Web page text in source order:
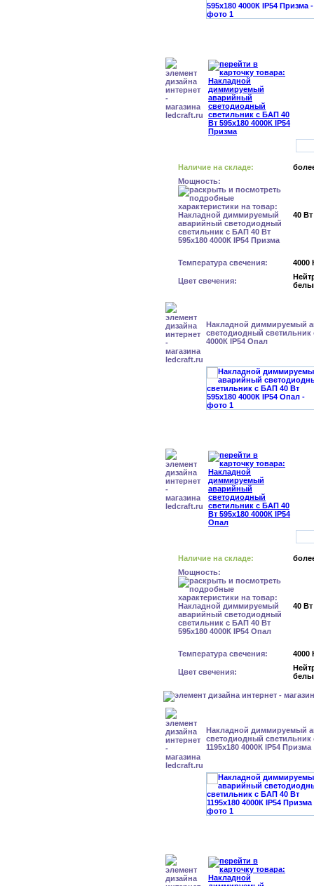
Наличие на складе:
Мощность:
40 Вт
Температура свечения: 4000
Цвет свечения:
Накладной диммируемый
светодиодный светильник
4000К IP54 Опал
Наличие на складе:
Мощность:
40 Вт
Температура свечения: 4000
Цвет свечения:
Накладной диммируемый
светодиодный светильник
1195x180 4000К IP54 Призма